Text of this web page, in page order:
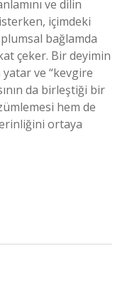
ve dilin
içimdeki
bağlamda
çeker. Bir deyimin
ve “kevgire
da birleştiği bir
hem de
ortaya